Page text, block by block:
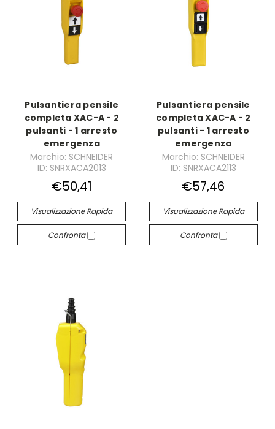
Pulsantiera pensile
completa XAC-A - 2
pulsanti - 1 arresto
emergenza
Marchio: SCHNEIDER
ID: SNRXACA2013
€50,41
Visualizzazione Rapida
Confronta
Pulsantiera pensile
completa XAC-A - 2
pulsanti - 1 arresto
emergenza
Marchio: SCHNEIDER
ID: SNRXACA2113
€57,46
Visualizzazione Rapida
Confronta